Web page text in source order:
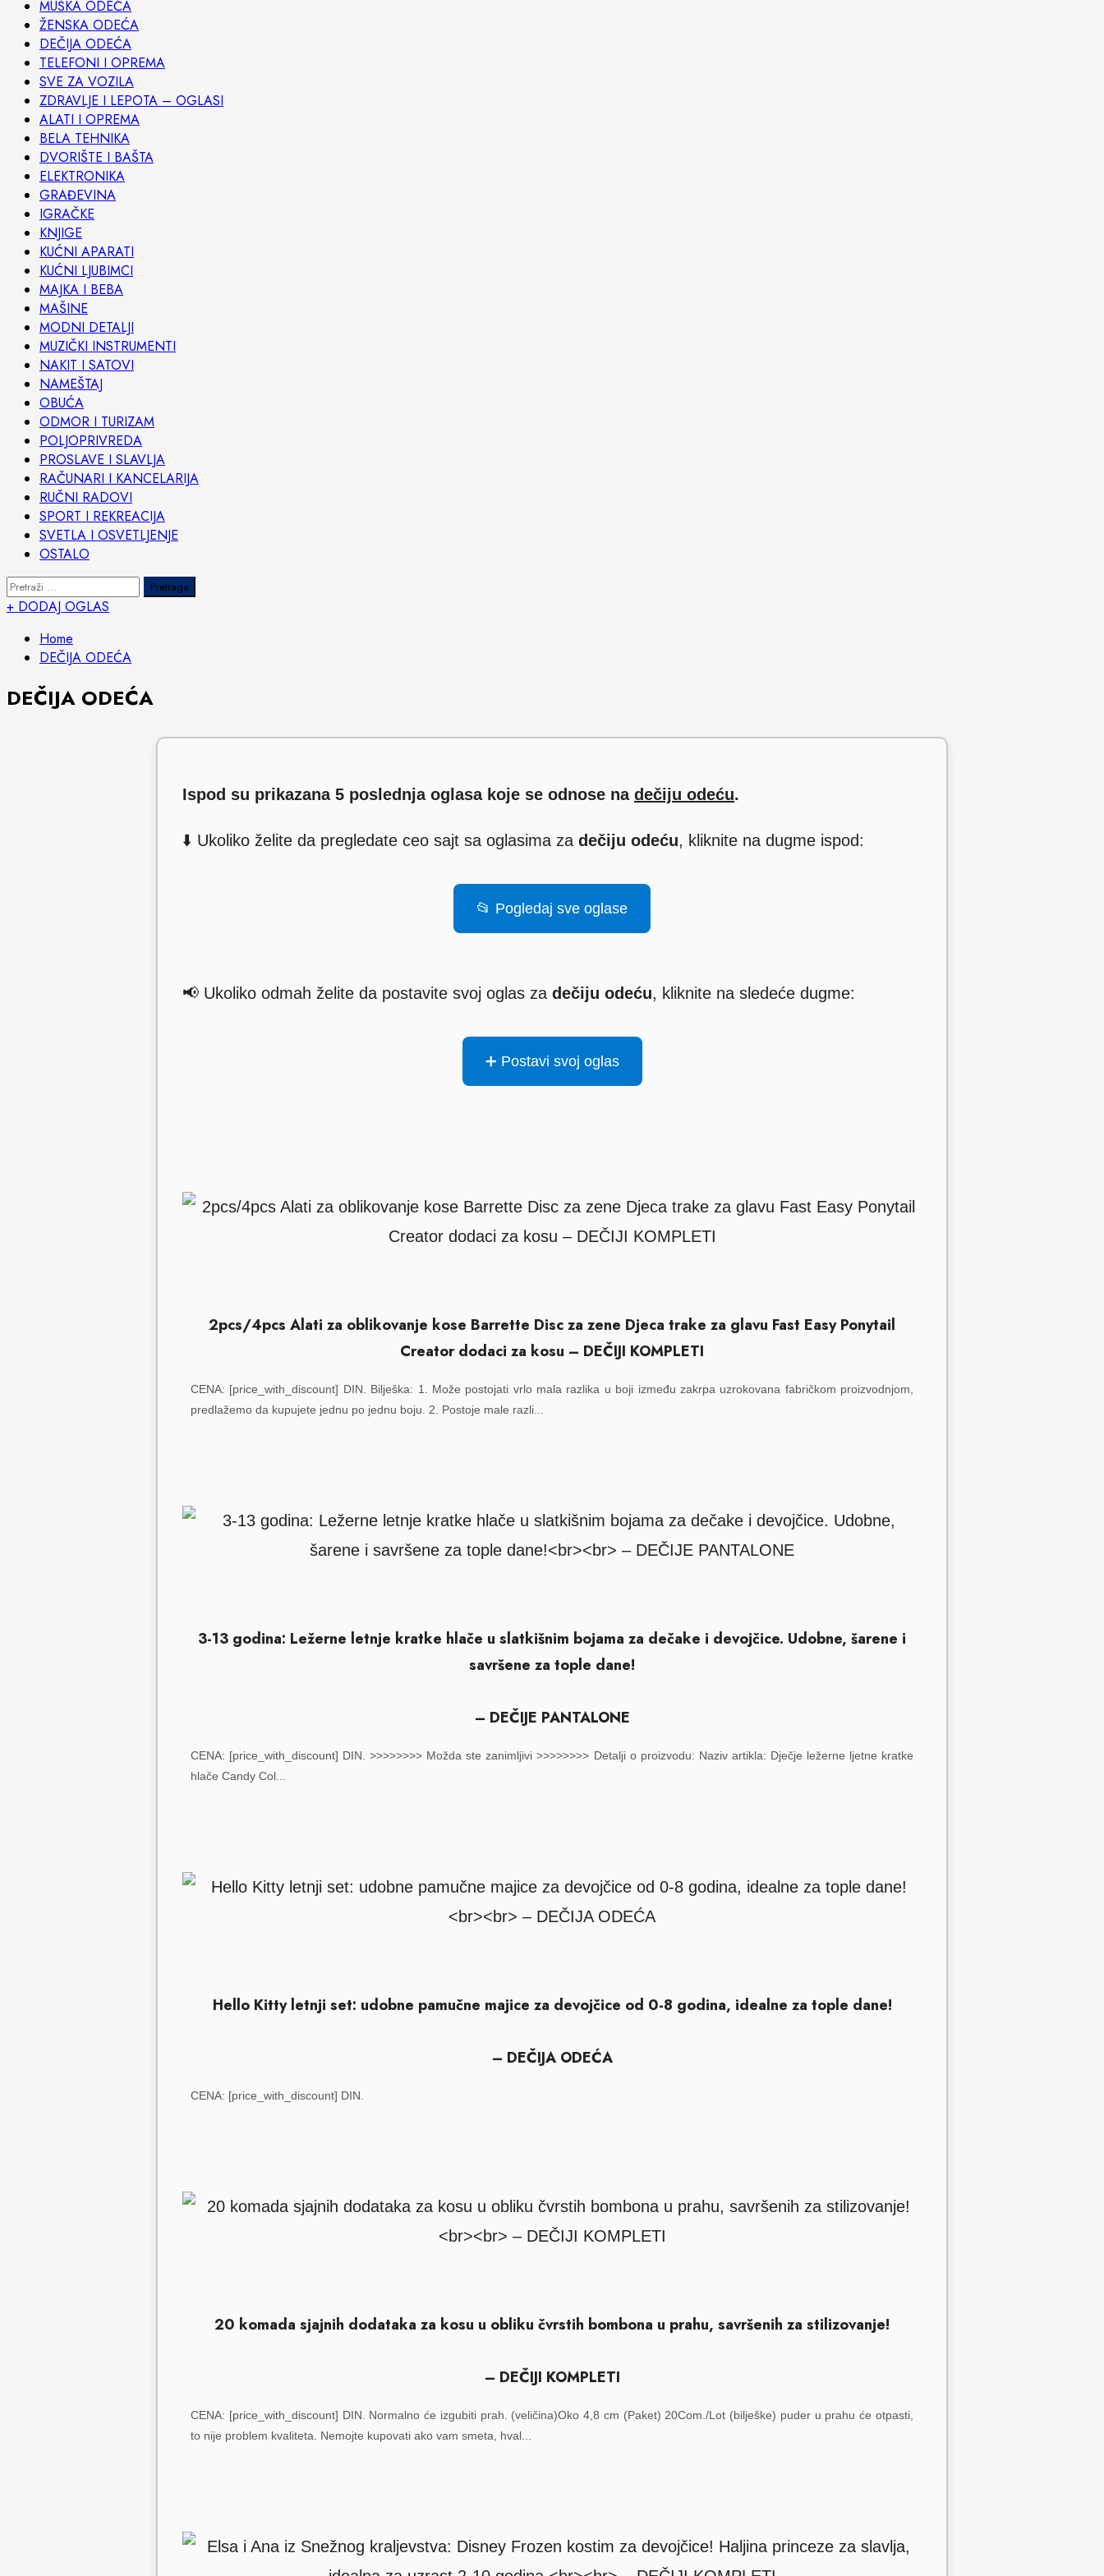
MUŠKA ODEĆA
ŽENSKA ODEĆA
DEČIJA ODEĆA
TELEFONI I OPREMA
SVE ZA VOZILA
ZDRAVLJE I LEPOTA – OGLASI
ALATI I OPREMA
BELA TEHNIKA
DVORIŠTE I BAŠTA
ELEKTRONIKA
GRAĐEVINA
IGRAČKE
KNJIGE
KUĆNI APARATI
KUĆNI LJUBIMCI
MAJKA I BEBA
MAŠINE
MODNI DETALJI
MUZIČKI INSTRUMENTI
NAKIT I SATOVI
NAMEŠTAJ
OBUĆA
ODMOR I TURIZAM
POLJOPRIVREDA
PROSLAVE I SLAVLJA
RAČUNARI I KANCELARIJA
RUČNI RADOVI
SPORT I REKREACIJA
SVETLA I OSVETLJENJE
OSTALO
Pretraga:
+ DODAJ OGLAS
Home
DEČIJA ODEĆA
DEČIJA ODEĆA
Ispod su prikazana 5 poslednja oglasa koje se odnose na dečiju odeću.
⬇️ Ukoliko želite da pregledate ceo sajt sa oglasima za dečiju odeću, kliknite na dugme ispod:
📂 Pogledaj sve oglase
📢 Ukoliko odmah želite da postavite svoj oglas za dečiju odeću, kliknite na sledeće dugme:
➕ Postavi svoj oglas
2pcs/4pcs Alati za oblikovanje kose Barrette Disc za zene Djeca trake za glavu Fast Easy Ponytail
Creator dodaci za kosu – DEČIJI KOMPLETI
CENA: [price_with_discount] DIN. Bilješka: 1. Može postojati vrlo mala razlika u boji između zakrpa uzrokovana fabričkom proizvodnjom,
predlažemo da kupujete jednu po jednu boju. 2. Postoje male razli...
3-13 godina: Ležerne letnje kratke hlače u slatkišnim bojama za dečake i devojčice. Udobne, šarene i
savršene za tople dane!
– DEČIJE PANTALONE
CENA: [price_with_discount] DIN. >>>>>>>> Možda ste zanimljivi >>>>>>>> Detalji o proizvodu: Naziv artikla: Dječje ležerne ljetne kratke
hlače Candy Col...
Hello Kitty letnji set: udobne pamučne majice za devojčice od 0-8 godina, idealne za tople dane!
– DEČIJA ODEĆA
CENA: [price_with_discount] DIN.
20 komada sjajnih dodataka za kosu u obliku čvrstih bombona u prahu, savršenih za stilizovanje!
– DEČIJI KOMPLETI
CENA: [price_with_discount] DIN. Normalno će izgubiti prah. (veličina)Oko 4,8 cm (Paket) 20Com./Lot (bilješke) puder u prahu će otpasti,
to nije problem kvaliteta. Nemojte kupovati ako vam smeta, hval...